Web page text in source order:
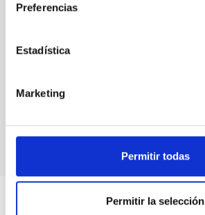
Preferencias
Estadística
Marketing
Permitir todas
Permitir la selección